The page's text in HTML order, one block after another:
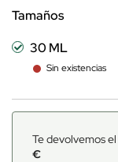
Tamaños
30 ML
Sin existencias
Te devolvemos el
€